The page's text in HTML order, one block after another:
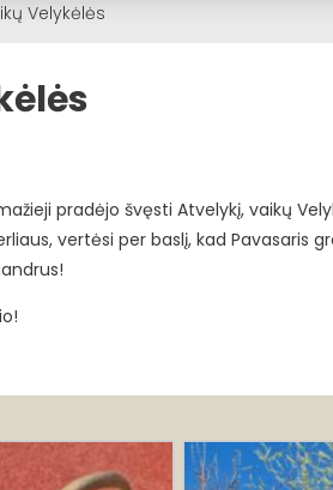
Velykėlės
pradėjo švęsti Atvelykį, vaikų
vertėsi per baslį, kad Pavasaris